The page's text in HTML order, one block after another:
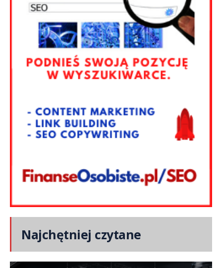
Najchętniej czytane